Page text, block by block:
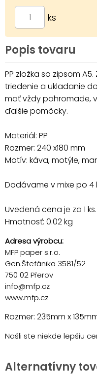
ks
Popis tovaru
PP zložka so zipsom
triedenie a ukladanie
mať vždy pohromade,
ďalšie pomôcky.
Materiál: PP
Rozmer: 240 x180 mm
Motív: káva, motýle,
Dodávame v mixe po
Uvedená cena je za 1 ks.
Hmotnosť: 0.02 kg
Adresa výrobcu:
MFP paper s.r.o.
Gen.Štefánika 3581/52
750 02 Přerov
info@mfp.cz
www.mfp.cz
Rozmer: 235mm x
Našli ste niekde lepšiu
Alternatívny